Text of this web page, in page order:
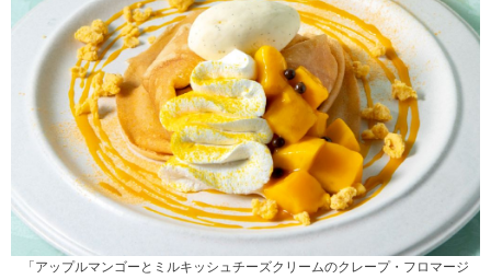
「アップルマンゴーとミルキッシュチーズクリームのクレープ・フロマージ